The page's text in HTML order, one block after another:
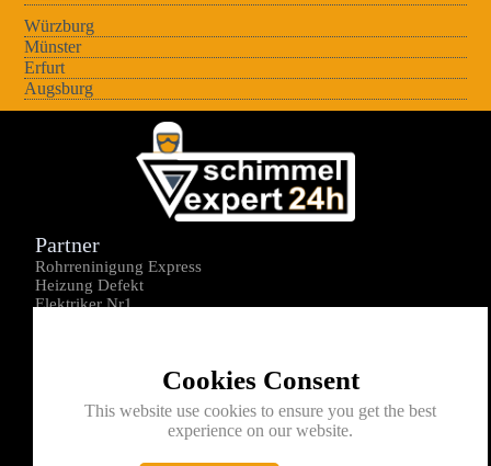
Würzburg
Münster
Erfurt
Augsburg
Cookies Consent
This website use cookies to ensure you get the best
experience on our website.
Partner
Rohrreninigung Express
Heizung Defekt
Elektriker Nr1
Kontakt